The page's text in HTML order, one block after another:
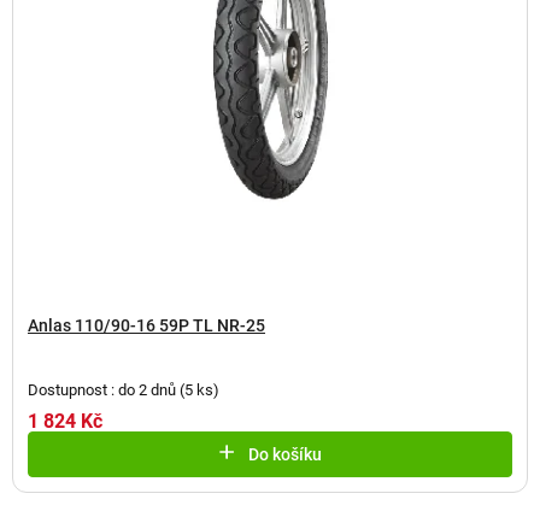
Anlas 110/90-16 59P TL NR-25
Dostupnost : do 2 dnů (5 ks)
1 824 Kč
Do košíku